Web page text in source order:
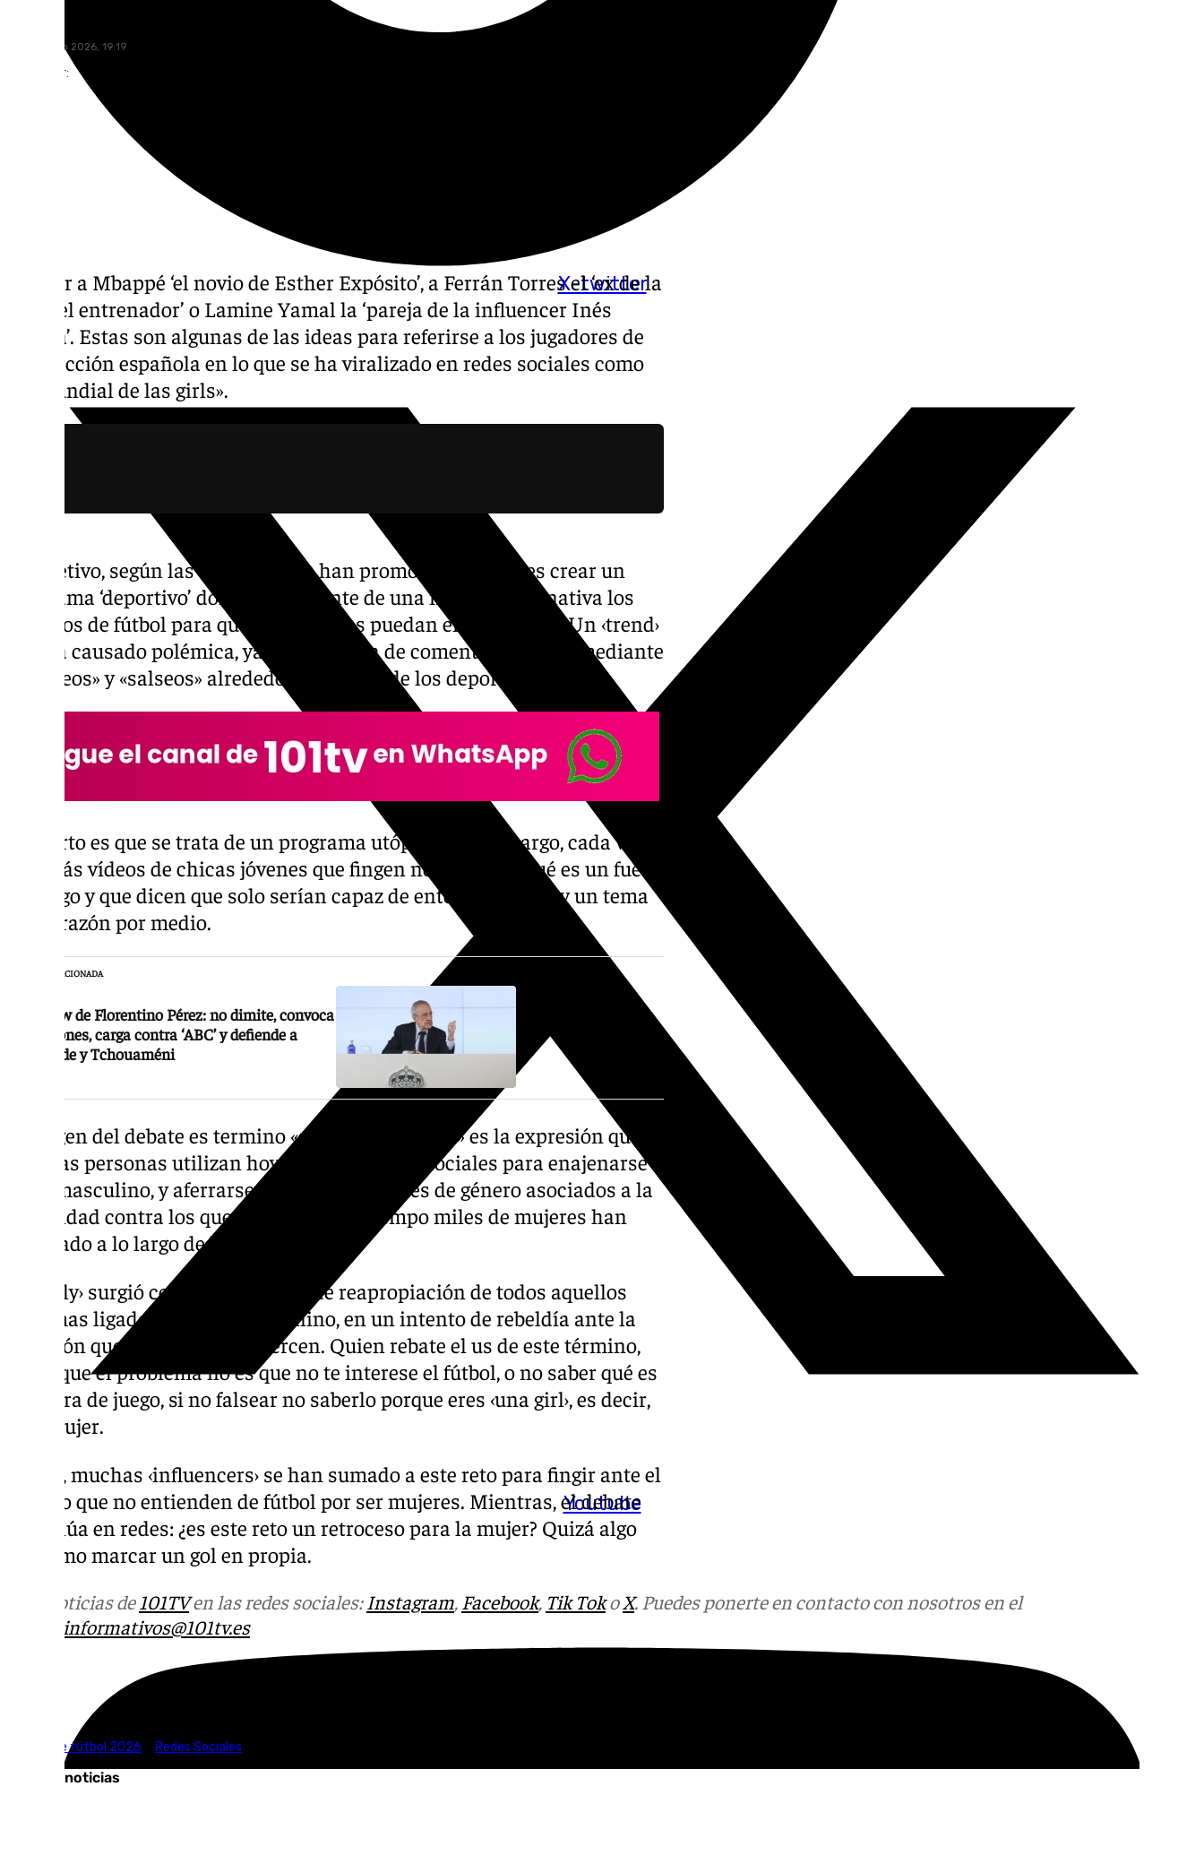
X-twitter
Youtube
lunes, 6 julio 2026, 19:19
Compartir:
Llamar a Mbappé ‘el novio de Esther Expósito’, a Ferrán Torres el ‘ex de la
hija del entrenador’ o Lamine Yamal la ‘pareja de la influencer Inés
García’. Estas son algunas de las ideas para referirse a los jugadores de
la Selección española en lo que se ha viralizado en redes sociales como
«el Mundial de las girls».
El objetivo, según las usuarias que han promovido el reto, es crear un
programa ‘deportivo’ donde se comente de una manera alternativa los
partidos de fútbol para que «las mujeres puedan entenderlos». Un ‹trend›
que ha causado polémica, ya que la forma de comentarlos sería mediante
«cotilleos» y «salseos» alrededor de la vida de los deportistas.
Lo cierto es que se trata de un programa utópico. Sin embargo, cada vez
hay más vídeos de chicas jóvenes que fingen no entender qué es un fuera
de juego y que dicen que solo serían capaz de entenderlo si hay un tema
del corazón por medio.
NOTICIA RELACIONADA
El show de Florentino Pérez: no dimite, convoca
elecciones, carga contra ‘ABC’ y defiende a
Valverde y Tchouaméni
El origen del debate es termino «girl». Ser «una girl» es la expresión que
muchas personas utilizan hoy en día en redes sociales para enajenarse
de lo masculino, y aferrarse así a aquellos roles de género asociados a la
feminidad contra los que durante tanto tiempo miles de mujeres han
batallado a lo largo de la historia.
Lo ‹girly› surgió como una especie de reapropiación de todos aquellos
estigmas ligados al género femenino, en un intento de rebeldía ante la
opresión que estos mismos ejercen. Quien rebate el us de este término,
alega que el problema no es que no te interese el fútbol, o no saber qué es
un fuera de juego, si no falsear no saberlo porque eres ‹una girl›, es decir,
una mujer.
Ahora, muchas ‹influencers› se han sumado a este reto para fingir ante el
mundo que no entienden de fútbol por ser mujeres. Mientras, el debate
continúa en redes: ¿es este reto un retroceso para la mujer? Quizá algo
así como marcar un gol en propia.
Más noticias de101TVen las redes sociales:Instagram, Facebook, Tik TokoX. Puedes ponerte en contacto con nosotros en el
informativos@101tv.es
Mundial de fútbol 2026
Redes Sociales
Últimas noticias